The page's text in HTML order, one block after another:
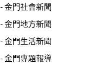
- 金門社會新聞
- 金門地方新聞
- 金門生活新聞
- 金門專題報導